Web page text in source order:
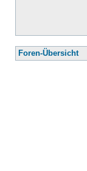
Foren-Übersicht